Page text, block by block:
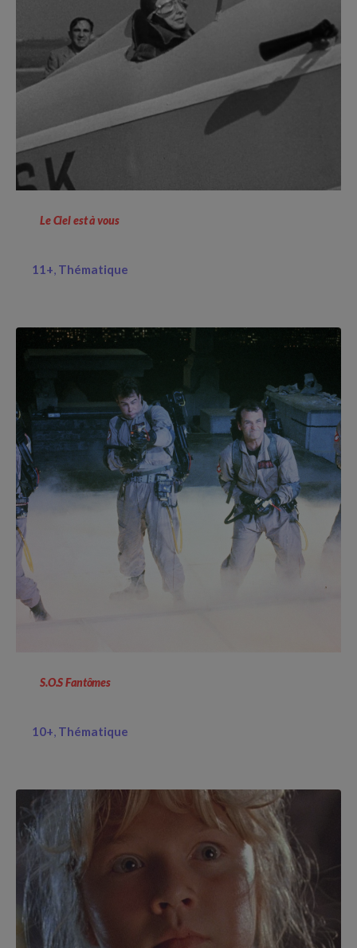
Le Ciel est à vous
11+ Thématique
S.O.S Fantômes
10+ Thématique